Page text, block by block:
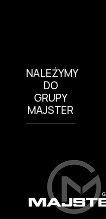
NALEŻYMY
DO
GRUPY
MAJSTER